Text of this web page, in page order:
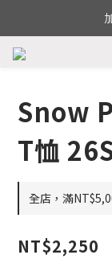
Snow
T恤
全店，滿
NT$2,250